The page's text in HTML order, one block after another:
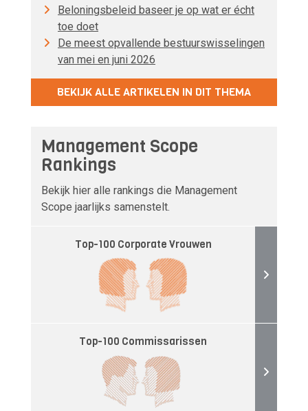
Beloningsbeleid baseer je op wat er écht
toe doet
De meest opvallende bestuurswisselingen
van mei en juni 2026
BEKIJK ALLE ARTIKELEN IN DIT THEMA
Management Scope
Rankings
Bekijk hier alle rankings die Management
Scope jaarlijks samenstelt.
Top-100 Corporate Vrouwen
Top-100 Commissarissen